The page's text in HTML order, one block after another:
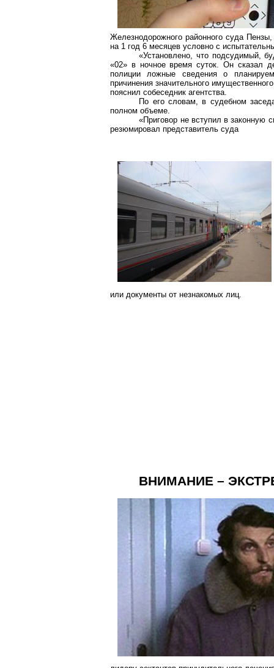
Железнодорожного районного суда
на 1 год 6 месяцев условно с
«Установлено, что подсудимый,
«02» в ночное время суток. Он сказал
полиции ложные сведения о
причинения значительного
пояснил собеседник агентства.
По его словам, в судебном
полном объеме.
«Приговор не вступил в законную
резюмировал представитель суда
или документы от незнакомых лиц.
ВНИМАНИЕ –